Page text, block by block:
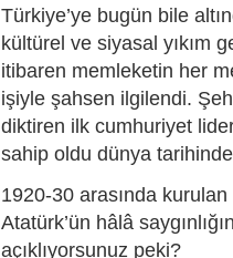
Türkiye’ye bugün bile
kültürel ve siyasal yıkım
itibaren memleketin her
işiyle şahsen ilgilendi.
diktiren ilk cumhuriyet
sahip oldu dünya
1920-30 arasında kurulan
Atatürk’ün hâlâ
açıklıyorsunuz peki?